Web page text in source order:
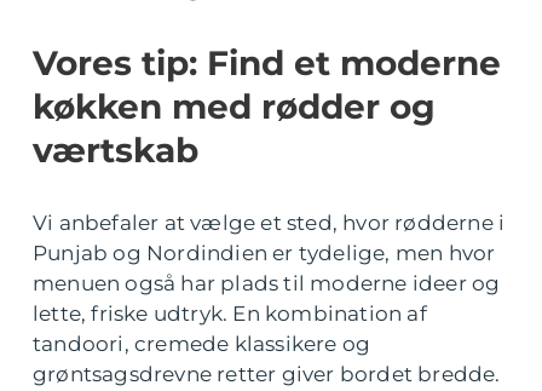
Vores tip: Find et moderne
køkken med rødder og
værtskab
Vi anbefaler at vælge et sted, hvor rødderne i
Punjab og Nordindien er tydelige, men hvor
menuen også har plads til moderne ideer og
lette, friske udtryk. En kombination af
tandoori, cremede klassikere og
grøntsagsdrevne retter giver bordet bredde.